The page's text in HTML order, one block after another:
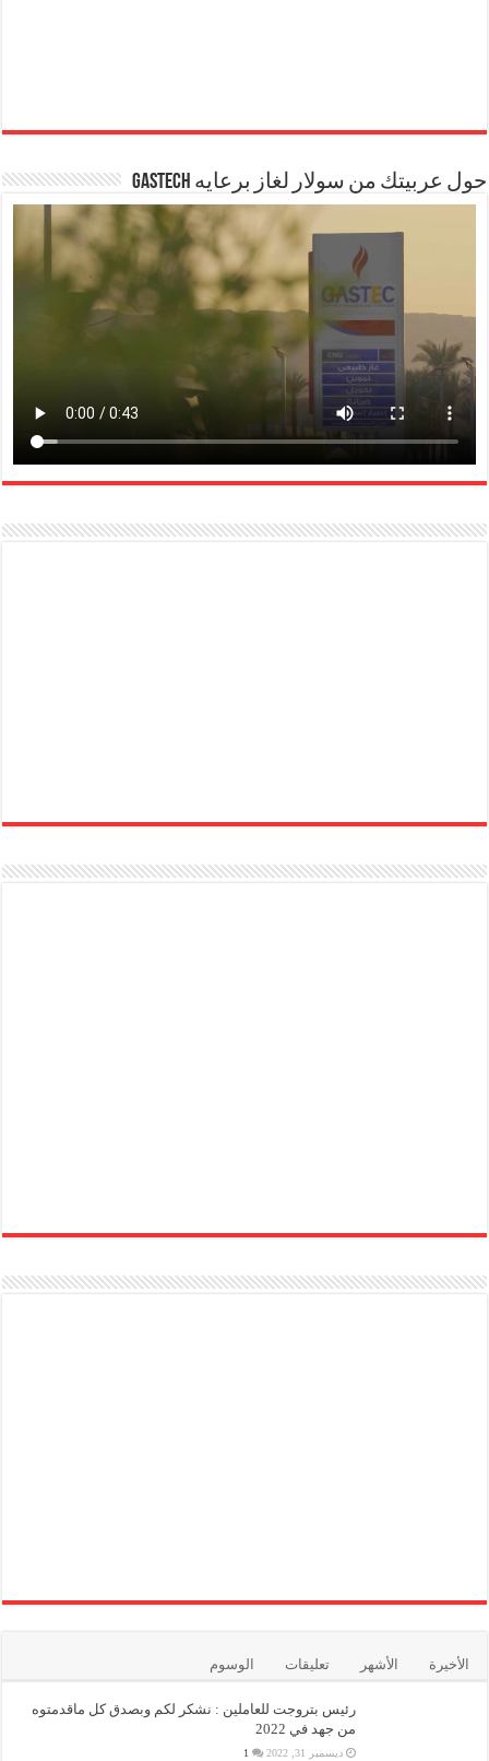
حول عربيتك من سولار لغاز برعايه GASTECH
الأخيرة الأشهر تعليقات الوسوم
رئيس بتروجت للعاملين : نشكر لكم وبصدق كل ماقدمتوه
من جهد في 2022
ديسمبر 31, 2022 1